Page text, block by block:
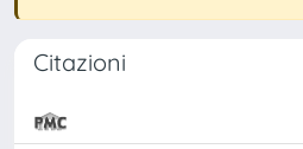
Citazioni